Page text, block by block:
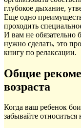
глубокое дыхание,
Еще одно
проходить
И вам не обязательно
нужно сделать, это
книгу по релаксации.
Общие
возраста
Когда ваш ребенок
забывайте